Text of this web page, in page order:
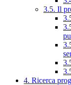
3.5. Il
4. Ricerca